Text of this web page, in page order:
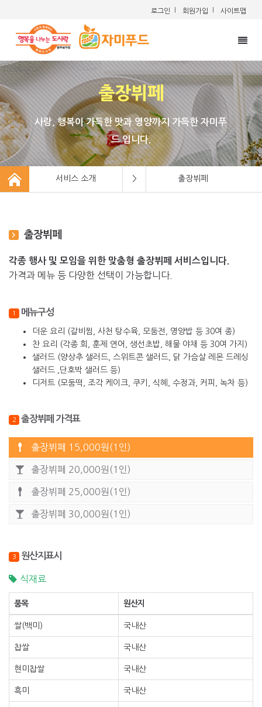
로그인 회원가입 사이트맵
출장뷔페
사랑, 행복이 가득한 맛과 영양까지 가득한 자미푸
드 입니다.
서비스 소개 > 출장뷔페
출장뷔페
각종 행사 및 모임을 위한 맞춤형 출장뷔페 서비스입니다.
가격과 메뉴 등 다양한 선택이 가능합니다.
1 메뉴구성
더운 요리 (갈비찜, 사천 탕수육, 모둠전, 영양밥 등 30여 종)
찬 요리 (각종 회, 훈제 연어, 생선초밥, 해물 야채 등 30여 가지)
샐러드 (양상추 샐러드, 스위트콘 샐러드, 닭 가슴살 레몬 드레싱
샐러드 ,단호박 샐러드 등)
디저트 (모둠떡, 조각 케이크, 쿠키, 식혜, 수정과, 커피, 녹차 등)
2 출장뷔페 가격표
출장뷔페 15,000원(1인)
출장뷔페 20,000원(1인)
출장뷔페 25,000원(1인)
출장뷔페 30,000원(1인)
3 원산지표시
식재료
품목 원산지
쌀(백미) 국내산
찹쌀 국내산
현미찹쌀 국내산
흑미 국내산